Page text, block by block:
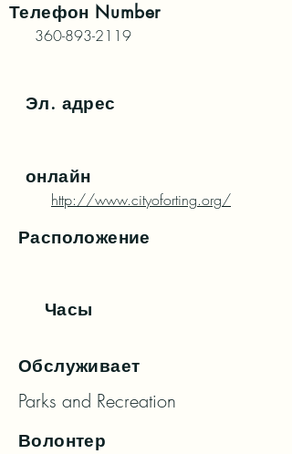
Телефон Number
360-893-2119
Эл. адрес
онлайн
http://www.cityoforting.org/
Расположение
Часы
Обслуживает
Parks and Recreation
Волонтер